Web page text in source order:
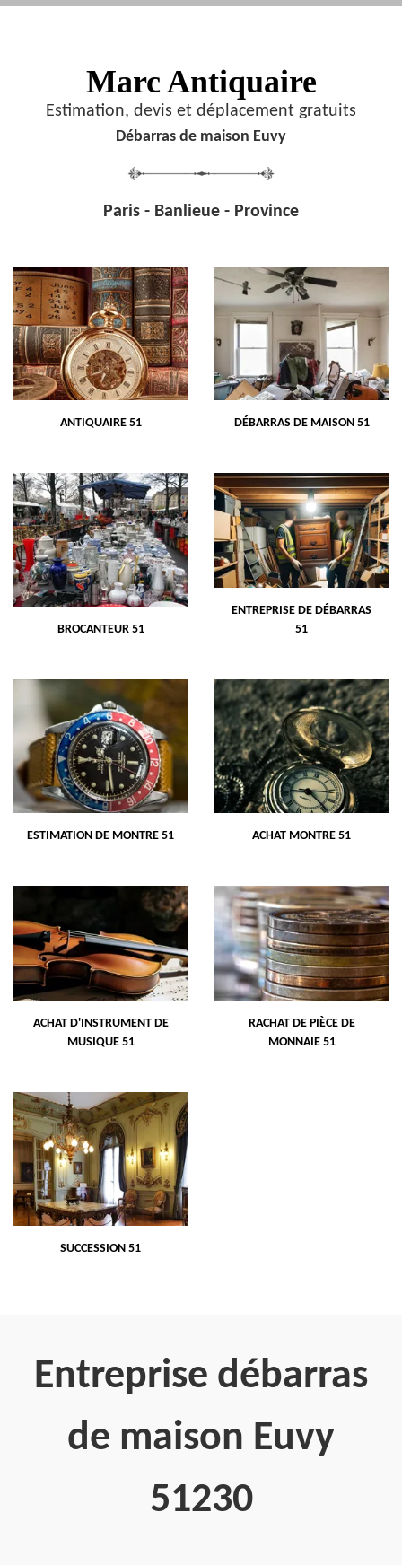
Marc Antiquaire
Estimation, devis et déplacement gratuits
Débarras de maison Euvy
Paris - Banlieue - Province
ANTIQUAIRE 51 DÉBARRAS DE MAISON 51
BROCANTEUR 51
ENTREPRISE DE DÉBARRAS
51
ESTIMATION DE MONTRE 51 ACHAT MONTRE 51
ACHAT D'INSTRUMENT DE
MUSIQUE 51
RACHAT DE PIÈCE DE
MONNAIE 51
SUCCESSION 51
Entreprise débarras
de maison Euvy
51230